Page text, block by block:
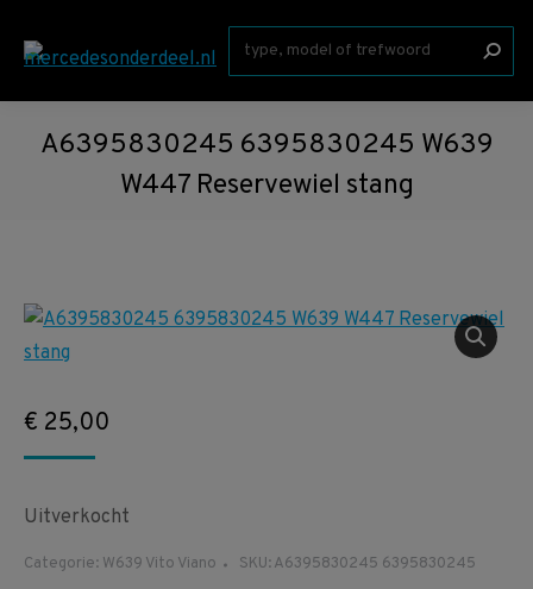
Zoeken:
A6395830245 6395830245 W639
W447 Reservewiel stang
€ 25,00
Uitverkocht
Categorie: W639 Vito Viano SKU:A6395830245 6395830245